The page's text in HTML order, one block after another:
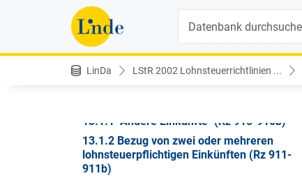
LinDa LStR 2002 Lohnsteuerrichtlinien ...
12.8.27 Wohnkosten (Rz 908)
12a. Veranlagungsfreibetrag (§ 39 Abs. 5
EStG 1988) (Rz 908a-884k)
13 VERANLAGUNG VON
13.1.1 "Andere Einkünfte" (Rz 910-910b)
13.1.2 Bezug von zwei oder mehreren
lohnsteuerpflichtigen Einkünften (Rz 911-
911b)